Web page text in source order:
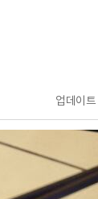
업데이트